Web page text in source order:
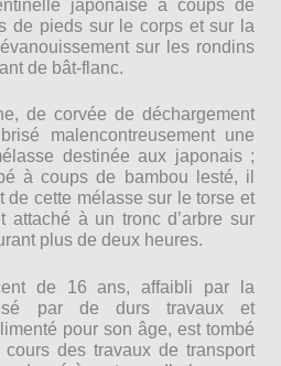
japonaise à coups de
de pieds sur le corps et sur la
sur les rondins
de bât-flanc.
de corvée de déchargement
malencontreusement une
destinée aux japonais ;
à coups de bambou lesté, il
de cette mélasse sur le torse et
attaché à un tronc d’arbre sur
plus de deux heures.
de 16 ans, affaibli par la
par de durs travaux et
pour son âge, est tombé
cours des travaux de transport